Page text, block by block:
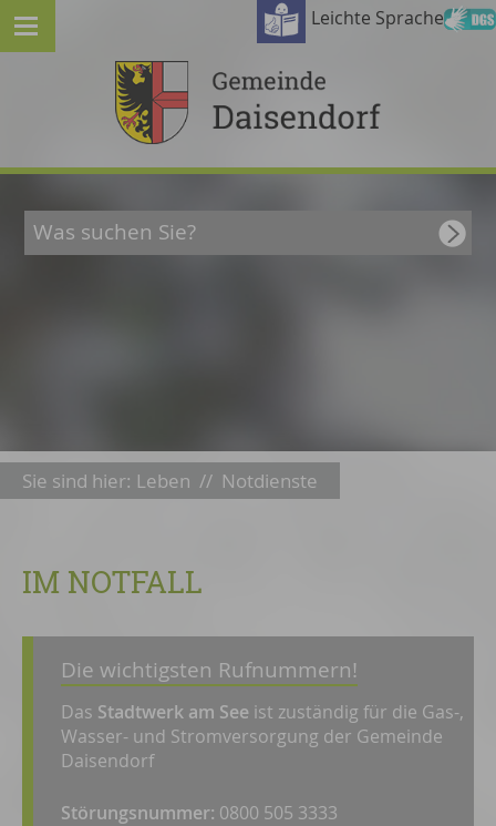
Leichte Sprache
Sie sind hier: Leben // Notdienste
IM NOTFALL
Die wichtigsten Rufnummern!
Das Stadtwerk am See ist zuständig für die Gas-,
Wasser- und Stromversorgung der Gemeinde
Daisendorf
Störungsnummer: 0800 505 3333